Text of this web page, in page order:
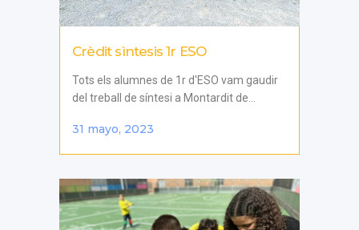
Crèdit sìntesis 1r ESO
Tots els alumnes de 1r d'ESO vam gaudir
del treball de síntesi a Montardit de...
31 mayo, 2023